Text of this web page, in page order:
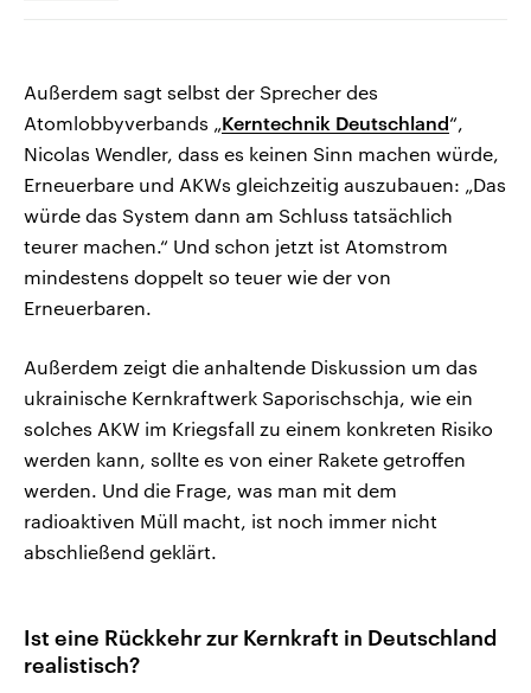
Außerdem sagt selbst der Sprecher des
Atomlobbyverbands „ Kerntechnik Deutschland“,
Nicolas Wendler, dass es keinen Sinn machen würde,
Erneuerbare und AKWs gleichzeitig auszubauen: „Das
würde das System dann am Schluss tatsächlich
teurer machen.“ Und schon jetzt ist Atomstrom
mindestens doppelt so teuer wie der von
Erneuerbaren.
Außerdem zeigt die anhaltende Diskussion um das
ukrainische Kernkraftwerk Saporischschja, wie ein
solches AKW im Kriegsfall zu einem konkreten Risiko
werden kann, sollte es von einer Rakete getroffen
werden. Und die Frage, was man mit dem
radioaktiven Müll macht, ist noch immer nicht
abschließend geklärt.
Ist eine Rückkehr zur Kernkraft in Deutschland
realistisch?